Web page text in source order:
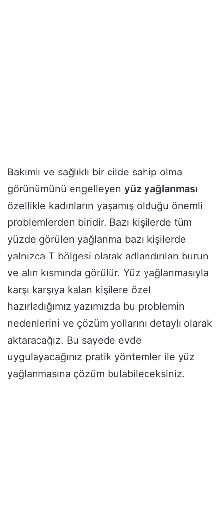
Bakımlı ve sağlıklı bir cilde sahip olma
görünümünü engelleyen yüz yağlanması
özellikle kadınların yaşamış olduğu önemli
problemlerden biridir. Bazı kişilerde tüm
yüzde görülen yağlanma bazı kişilerde
yalnızca T bölgesi olarak adlandırılan burun
ve alın kısmında görülür. Yüz yağlanmasıyla
karşı karşıya kalan kişilere özel
hazırladığımız yazımızda bu problemin
nedenlerini ve çözüm yollarını detaylı olarak
aktaracağız. Bu sayede evde
uygulayacağınız pratik yöntemler ile yüz
yağlanmasına çözüm bulabileceksiniz.